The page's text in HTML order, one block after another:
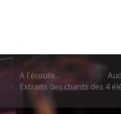
A l'écoute…
Extraits des chants des 4